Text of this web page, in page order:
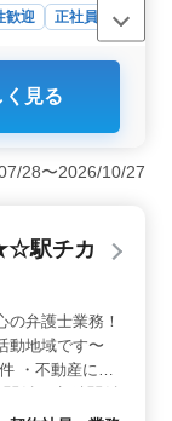
50歳以上も活
までの経験を
待ちしておりま
歓迎
正社員
＞ 横浜市中
地にある企
〜1000万円
環境を整えて
携わること
案件ごとに
す。 ＜安
保険完備、
福利厚生が
といった働
フバランス
く見る
28〜2026/10/27
駅チカ
の弁護士業務！
動地域です〜
・不動産に関